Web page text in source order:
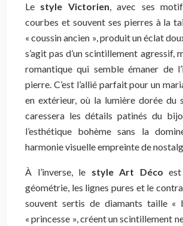
Le style Victorien, avec ses
courbes et souvent ses pierres à la
« coussin ancien », produit un éclat
s’agit pas d’un scintillement agressif,
romantique qui semble émaner de
pierre. C’est l’allié parfait pour un
en extérieur, où la lumière dorée du
caressera les détails patinés du
l’esthétique bohème sans la
harmonie visuelle empreinte de
À l’inverse, le style Art Déco
géométrie, les lignes pures et le
souvent sertis de diamants taille «
« princesse », créent un scintillement